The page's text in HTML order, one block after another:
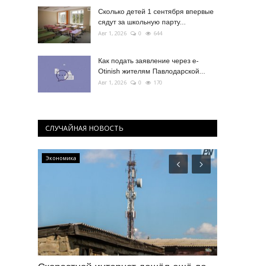
Сколько детей 1 сентября впервые
сядут за школьную парту...
Авг 1, 2026 0 644
Как подать заявление через e-
Otinish жителям Павлодарской...
Авг 1, 2026 0 170
СЛУЧАЙНАЯ НОВОСТЬ
Экономика